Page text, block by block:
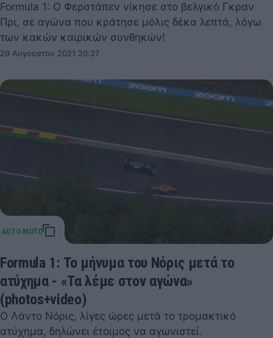
Formula 1: Ο Φερστάπεν νίκησε στο βελγικό Γκραν
Πρι, σε αγώνα που κράτησε μόλις δέκα λεπτά, λόγω
των κακών καιρικών συνθηκών!
29 Αυγούστου 2021 20:27
Formula 1: Το μήνυμα του Νόρις μετά το
ατύχημα - «Τα λέμε στον αγώνα»
(photos+video)
Ο Λάντο Νόρις, λίγες ώρες μετά το τρομακτικό
ατύχημα, δηλώνει έτοιμος να αγωνιστεί.